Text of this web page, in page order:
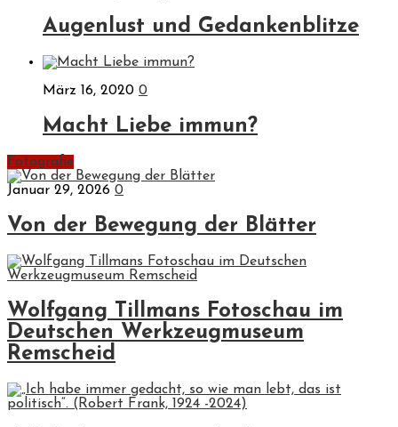
Augenlust und Gedankenblitze
März 16, 2020 0
Macht Liebe immun?
Fotografie
Januar 29, 2026 0
Von der Bewegung der Blätter
Wolfgang Tillmans Fotoschau im
Deutschen Werkzeugmuseum
Remscheid